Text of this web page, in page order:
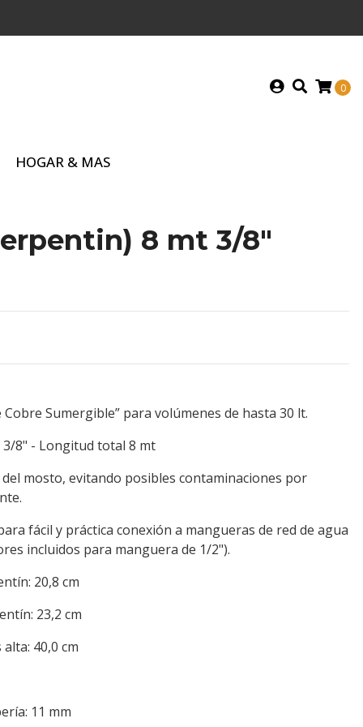
0
HOGAR & MAS
8 mt 3/8"
Sumergible” para volúmenes de hasta 30 lt.
8" - Longitud total 8 mt
mosto, evitando posibles contaminaciones por
fácil y práctica conexión a mangueras de red de agua
incluidos para manguera de 1/2").
20,8 cm
23,2 cm
40,0 cm
11 mm